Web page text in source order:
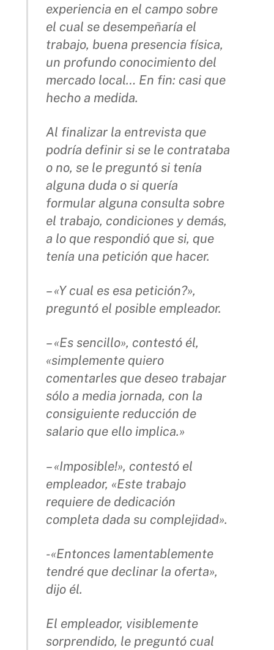
experiencia en el campo sobre
el cual se desempeñaría el
trabajo, buena presencia física,
un profundo conocimiento del
mercado local… En fin: casi que
hecho a medida.
Al finalizar la entrevista que
podría definir si se le contrataba
o no, se le preguntó si tenía
alguna duda o si quería
formular alguna consulta sobre
el trabajo, condiciones y demás,
a lo que respondió que si, que
tenía una petición que hacer.
– «Y cual es esa petición?»,
preguntó el posible empleador.
– «Es sencillo», contestó él,
«simplemente quiero
comentarles que deseo trabajar
sólo a media jornada, con la
consiguiente reducción de
salario que ello implica.»
– «Imposible!», contestó el
empleador, «Este trabajo
requiere de dedicación
completa dada su complejidad».
-«Entonces lamentablemente
tendré que declinar la oferta»,
dijo él.
El empleador, visiblemente
sorprendido, le preguntó cual